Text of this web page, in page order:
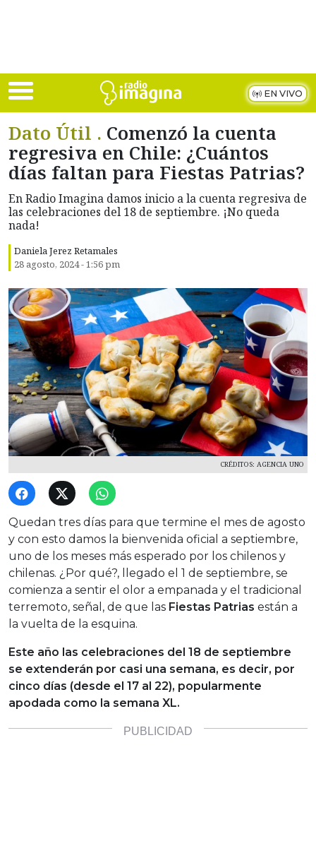
EN VIVO
Dato Útil . Comenzó la cuenta
regresiva en Chile: ¿Cuántos
días faltan para Fiestas Patrias?
En Radio Imagina damos inicio a la cuenta regresiva de
las celebraciones del 18 de septiembre. ¡No queda
nada!
Daniela Jerez Retamales
28 agosto, 2024 - 1:56 pm
CRÉDITOS: AGENCIA UNO
Quedan tres días para que termine el mes de agosto
y con esto damos la bienvenida oficial a septiembre,
uno de los meses más esperado por los chilenos y
chilenas. ¿Por qué?, llegado el 1 de septiembre, se
comienza a sentir el olor a empanada y el tradicional
terremoto, señal, de que las Fiestas Patrias están a
la vuelta de la esquina.
Este año las celebraciones del 18 de septiembre
se extenderán por casi una semana, es decir, por
cinco días (desde el 17 al 22), popularmente
apodada como la semana XL.